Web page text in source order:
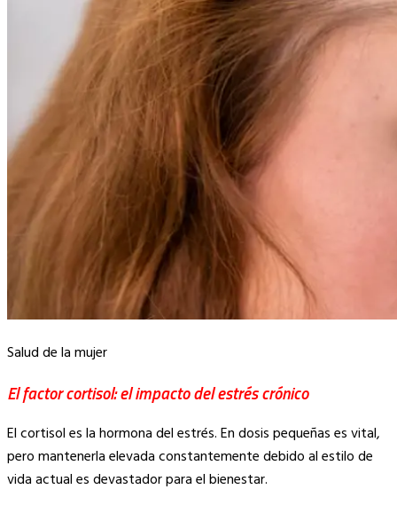
Salud de la mujer
El factor cortisol: el impacto del estrés crónico
El cortisol es la hormona del estrés. En dosis pequeñas es vital,
pero mantenerla elevada constantemente debido al estilo de
vida actual es devastador para el bienestar.